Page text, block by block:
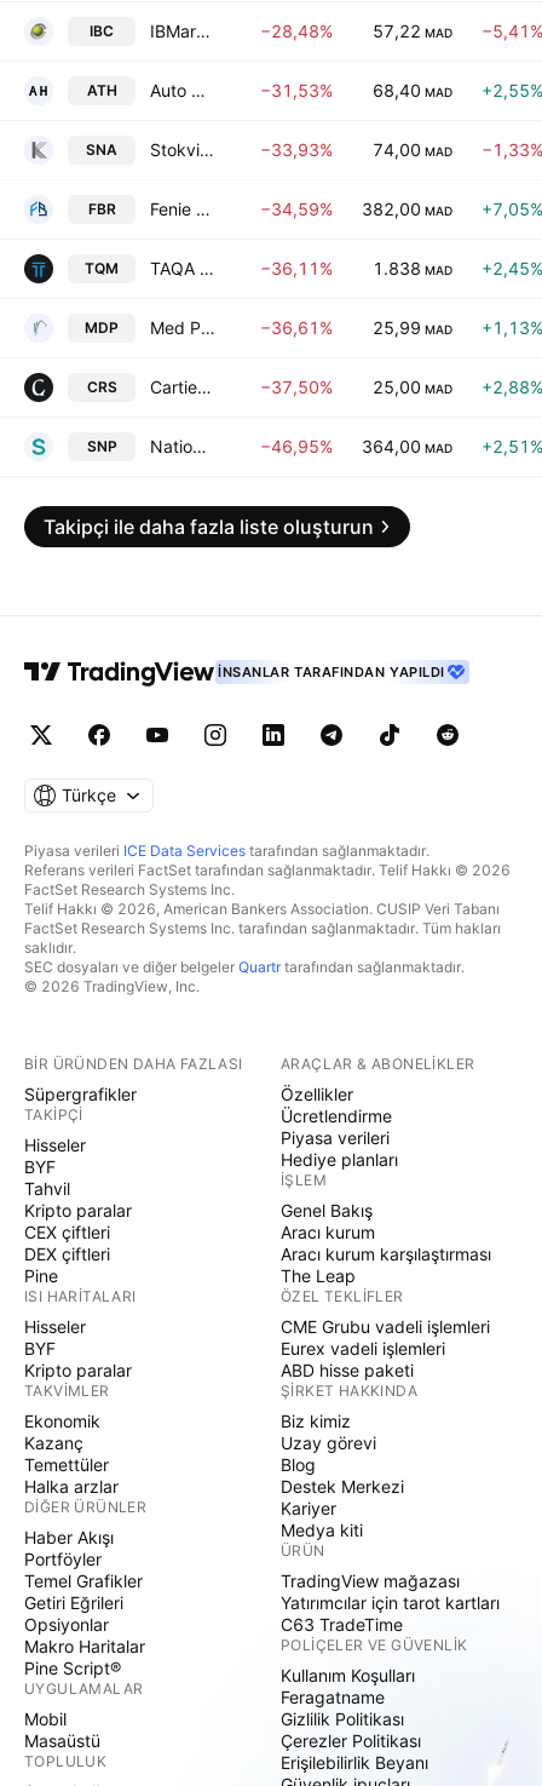
IBC IBMaroc.com −28,48% 57,22 MAD −5,41%
ATH Auto Hall SA −31,53% 68,40 MAD +2,55%
SNA Stokvis Nord Afrique (Ste) SA −33,93% 74,00 MAD −1,33%
FBR Fenie Brossette (Ste) SA −34,59% 382,00 MAD +7,05%
TQM TAQA Morocco SA −36,11% 1.838 MAD +2,45%
MDP Med Paper SA −36,61% 25,99 MAD +1,13%
CRS Cartier Saada SA −37,50% 25,00 MAD +2,88%
SNP Nationale d'Electrolyse et de Petrochimie (Ste) SA −46,95% 364,00 MAD +2,51%
Takipçi ile daha fazla liste oluşturun
İNSANLAR TARAFINDAN YAPILDI
Türkçe
Piyasa verileri ICE Data Services tarafından sağlanmaktadır.
Referans verileri FactSet tarafından sağlanmaktadır. Telif Hakkı © 2026
FactSet Research Systems Inc.
Telif Hakkı © 2026, American Bankers Association. CUSIP Veri Tabanı
FactSet Research Systems Inc. tarafından sağlanmaktadır. Tüm hakları
saklıdır.
SEC dosyaları ve diğer belgeler Quartrtarafından sağlanmaktadır.
© 2026 TradingView, Inc.
BIR ÜRÜNDEN DAHA FAZLASI
Süpergrafikler
TAKIPÇI
Hisseler
BYF
Tahvil
Kripto paralar
CEX çiftleri
DEX çiftleri
Pine
ISI HARITALARI
Hisseler
BYF
Kripto paralar
TAKVIMLER
Ekonomik
Kazanç
Temettüler
Halka arzlar
DIĞER ÜRÜNLER
Haber Akışı
Portföyler
Temel Grafikler
Getiri Eğrileri
Opsiyonlar
Makro Haritalar
Pine Script®
UYGULAMALAR
Mobil
Masaüstü
TOPLULUK
ARAÇLAR & ABONELIKLER
Özellikler
Ücretlendirme
Piyasa verileri
Hediye planları
İŞLEM
Genel Bakış
Aracı kurum
Aracı kurum karşılaştırması
The Leap
ÖZEL TEKLIFLER
CME Grubu vadeli işlemleri
Eurex vadeli işlemleri
ABD hisse paketi
ŞIRKET HAKKINDA
Biz kimiz
Uzay görevi
Blog
Destek Merkezi
Kariyer
Medya kiti
ÜRÜN
TradingView mağazası
Yatırımcılar için tarot kartları
C63 TradeTime
POLIÇELER VE GÜVENLIK
Kullanım Koşulları
Feragatname
Gizlilik Politikası
Çerezler Politikası
Erişilebilirlik Beyanı